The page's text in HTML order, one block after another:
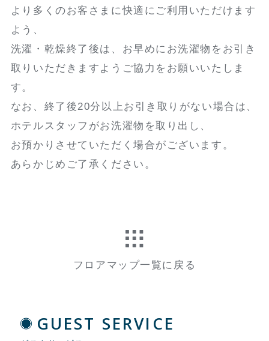
より多くのお客さまに快適にご利用いただけます
よう、
洗濯・乾燥終了後は、お早めにお洗濯物をお引き
取りいただきますようご協力をお願いいたしま
す。
なお、終了後20分以上お引き取りがない場合は、
ホテルスタッフがお洗濯物を取り出し、
お預かりさせていただく場合がございます。
あらかじめご了承ください。
フロアマップ一覧に戻る
GUEST SERVICE